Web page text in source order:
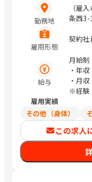
勤務地
（雇
条西3-
玉県
区新
新都
21-1
日本
本橋安
本橋
愛知
クス名
道修
岡市
雇用形態
契約社
給与
月給制
・年収
・月収
※経験
雇用実績
その他（身体）
この求人